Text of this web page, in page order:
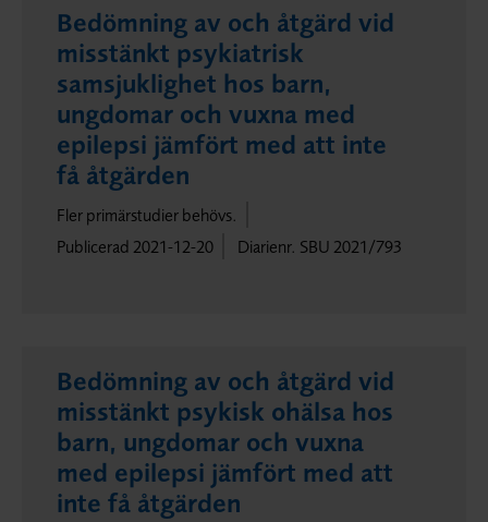
Bedömning av och åtgärd vid
misstänkt psykiatrisk
samsjuklighet hos barn,
ungdomar och vuxna med
epilepsi jämfört med att inte
få åtgärden
Fler primärstudier behövs.
Publicerad 2021-12-20
Diarienr. SBU 2021/793
Bedömning av och åtgärd vid
misstänkt psykisk ohälsa hos
barn, ungdomar och vuxna
med epilepsi jämfört med att
inte få åtgärden